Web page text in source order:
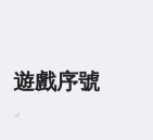
遊戲序號